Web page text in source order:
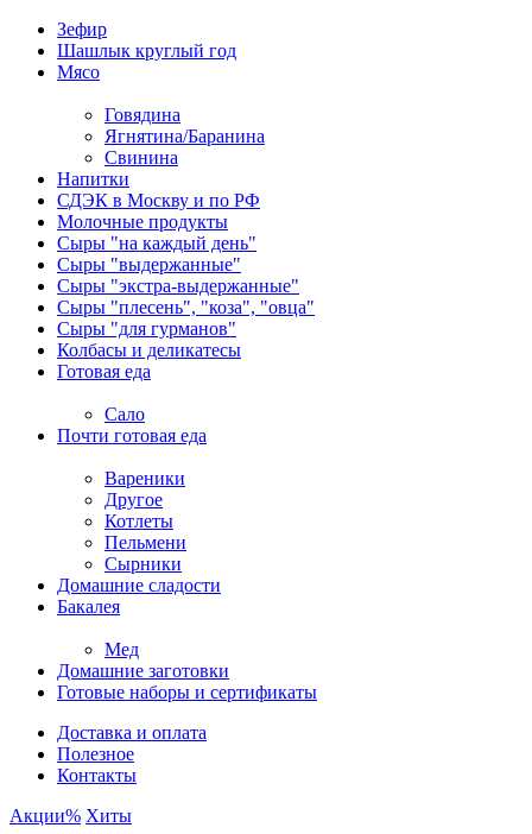
Зефир
Шашлык круглый год
Мясо
Говядина
Ягнятина/Баранина
Свинина
Напитки
СДЭК в Москву и по РФ
Молочные продукты
Сыры "на каждый день"
Сыры "выдержанные"
Сыры "экстра-выдержанные"
Сыры "плесень", "коза", "овца"
Сыры "для гурманов"
Колбасы и деликатесы
Готовая еда
Сало
Почти готовая еда
Вареники
Другое
Котлеты
Пельмени
Сырники
Домашние сладости
Бакалея
Мед
Домашние заготовки
Готовые наборы и сертификаты
Доставка и оплата
Полезное
Контакты
Акции% Хиты